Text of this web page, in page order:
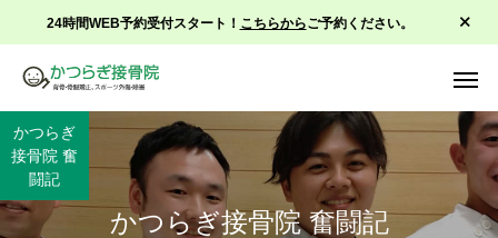
24時間WEB予約受付スタート！ こちらからご予約ください。
かつらぎ接骨院 奮闘記
かつらぎ
接骨院 奮
闘記